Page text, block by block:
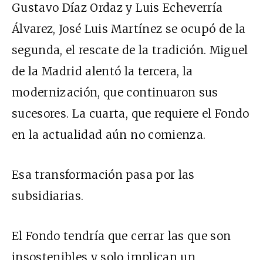
Gustavo Díaz Ordaz y Luis Echeverría
Álvarez, José Luis Martínez se ocupó de la
segunda, el rescate de la tradición. Miguel
de la Madrid alentó la tercera, la
modernización, que continuaron sus
sucesores. La cuarta, que requiere el Fondo
en la actualidad aún no comienza.
Esa transformación pasa por las
subsidiarias.
El Fondo tendría que cerrar las que son